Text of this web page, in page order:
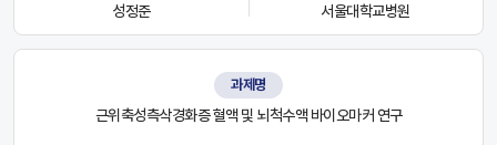
성정준 서울대학교병원
과제명
근위축성측삭경화증 혈액 및 뇌척수액 바이오마커 연구